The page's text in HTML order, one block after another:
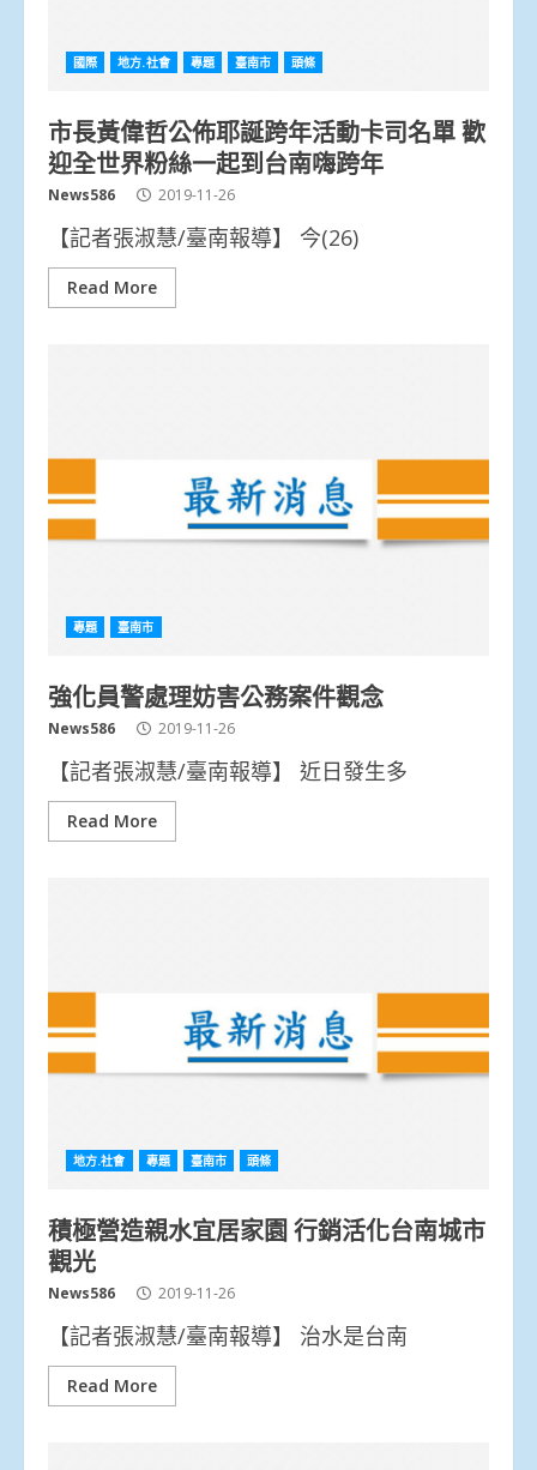
國際 地方.社會 專題 臺南市 頭條
市長黃偉哲公佈耶誕跨年活動卡司名單 歡
迎全世界粉絲一起到台南嗨跨年
News586 2019-11-26
【記者張淑慧/臺南報導】 今(26)
Read More
專題 臺南市
強化員警處理妨害公務案件觀念
News586 2019-11-26
【記者張淑慧/臺南報導】 近日發生多
Read More
地方.社會 專題 臺南市 頭條
積極營造親水宜居家園 行銷活化台南城市
觀光
News586 2019-11-26
【記者張淑慧/臺南報導】 治水是台南
Read More